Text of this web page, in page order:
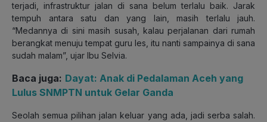
terjadi, infrastruktur jalan di sana belum terlalu baik. Jarak
tempuh antara satu dan yang lain, masih terlalu jauh.
“Medannya di sini masih susah, kalau perjalanan dari rumah
berangkat menuju tempat guru les, itu nanti sampainya di sana
sudah malam”, ujar Ibu Selvia.
Baca juga: Dayat: Anak di Pedalaman Aceh yang
Lulus SNMPTN untuk Gelar Ganda
Seolah semua pilihan jalan keluar yang ada, jadi serba salah.